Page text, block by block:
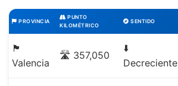
PROVINCIA
PUNTO
KILOMÉTRICO
SENTIDO
🏴
Valencia
🛣️ 357,050
⬇️
Decreciente